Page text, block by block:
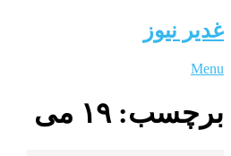
غدیر نیوز
Menu
برچسب:۱۹ می